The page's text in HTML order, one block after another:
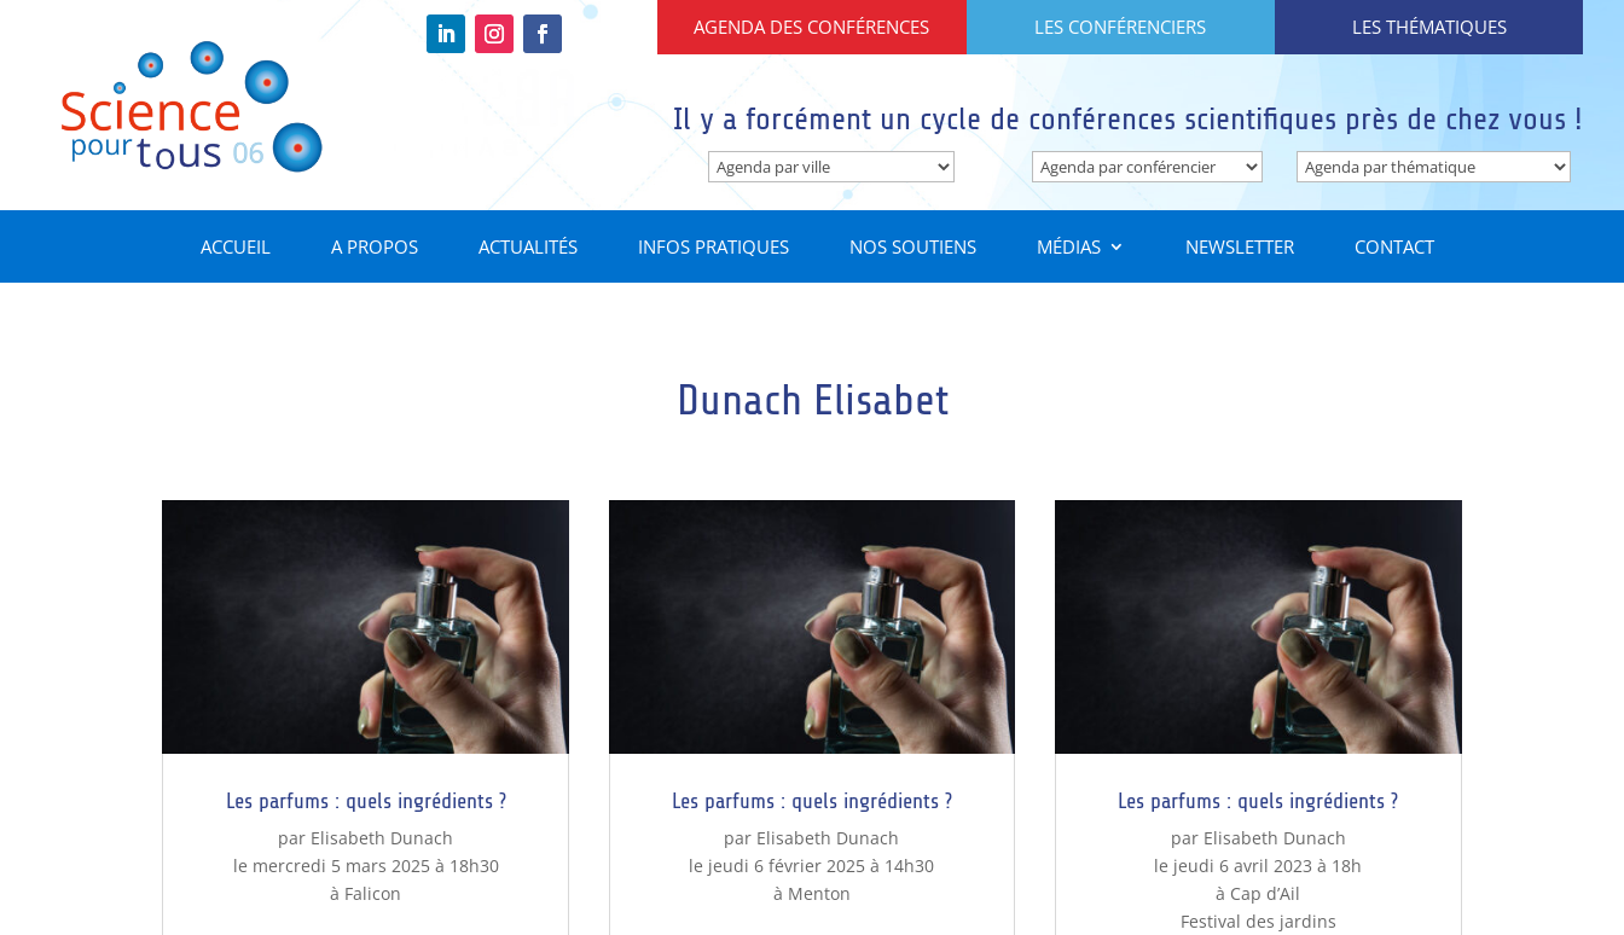
AGENDA DES CONFÉRENCES LES CONFÉRENCIERS LES THÉMATIQUES
Il y a forcément un cycle de conférences scientifiques près de chez vous !
ACCUEIL A PROPOS ACTUALITÉS INFOS PRATIQUES NOS SOUTIENS MÉDIAS NEWSLETTER CONTACT
Dunach Elisabet
Les parfums : quels ingrédients ?
par Elisabeth Dunach
le mercredi 5 mars 2025 à 18h30
à Falicon
Les parfums : quels ingrédients ?
par Elisabeth Dunach
le jeudi 6 février 2025 à 14h30
à Menton
Les parfums : quels ingrédients ?
par Elisabeth Dunach
le jeudi 6 avril 2023 à 18h
à Cap d’Ail
Festival des jardins